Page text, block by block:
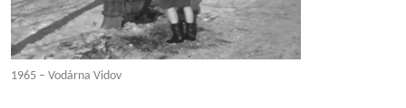
1965 – Vodárna Vidov